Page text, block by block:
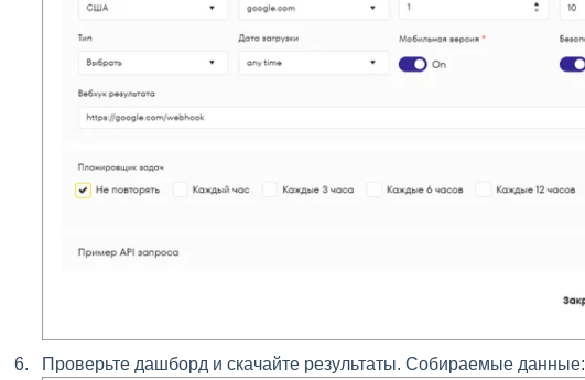
Проверьте дашборд и скачайте результаты. Собираемые данные: